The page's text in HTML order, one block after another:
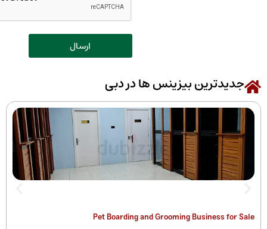
بیزینس ها در دبی
Pet Boarding and Grooming